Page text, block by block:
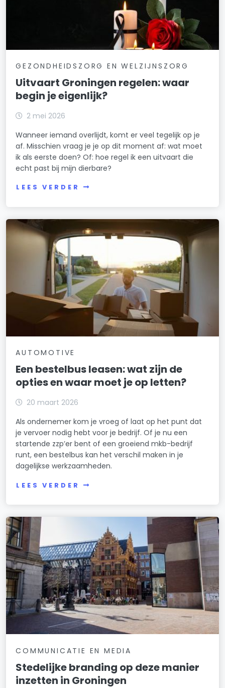
GEZONDHEIDSZORG EN WELZIJNSZORG
Uitvaart Groningen regelen: waar
begin je eigenlijk?
2 mei 2026
Wanneer iemand overlijdt, komt er veel tegelijk op je
af. Misschien vraag je je op dit moment af: wat moet
ik als eerste doen? Of: hoe regel ik een uitvaart die
echt past bij mijn dierbare?
LEES VERDER
AUTOMOTIVE
Een bestelbus leasen: wat zijn de
opties en waar moet je op letten?
20 maart 2026
Als ondernemer kom je vroeg of laat op het punt dat
je vervoer nodig hebt voor je bedrijf. Of je nu een
startende zzp’er bent of een groeiend mkb-bedrijf
runt, een bestelbus kan het verschil maken in je
dagelijkse werkzaamheden.
LEES VERDER
COMMUNICATIE EN MEDIA
Stedelijke branding op deze manier
inzetten in Groningen